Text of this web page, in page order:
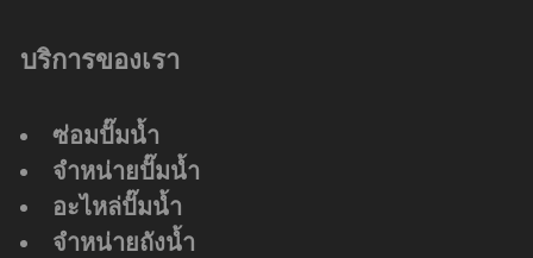
บริการของเรา
ซ่อมปั๊มน้ำ
จำหน่ายปั๊มน้ำ
อะไหล่ปั๊มน้ำ
จำหน่ายถังน้ำ